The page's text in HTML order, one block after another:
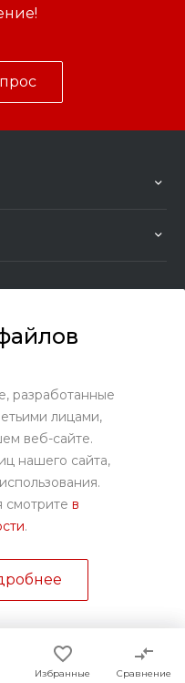
разработанные
лицами,
веб-сайте.
нашего сайта,
в
.
Избранные Сравнение
Избранные Сравнение
р-н., х. Заречный, ул.
58
права защищены